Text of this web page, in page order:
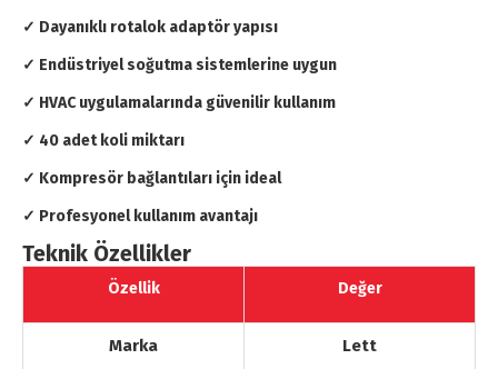
✓ Dayanıklı rotalok adaptör yapısı
✓ Endüstriyel soğutma sistemlerine uygun
✓ HVAC uygulamalarında güvenilir kullanım
✓ 40 adet koli miktarı
✓ Kompresör bağlantıları için ideal
✓ Profesyonel kullanım avantajı
Teknik Özellikler
Özellik Değer
Marka Lett